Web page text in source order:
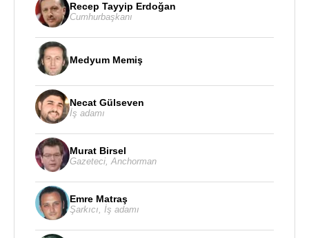
Recep Tayyip Erdoğan
Cumhurbaşkanı
Medyum Memiş
Necat Gülseven
İş adamı
Murat Birsel
Gazeteci,Anchorman
Emre Matraş
Şarkıcı, İş adamı